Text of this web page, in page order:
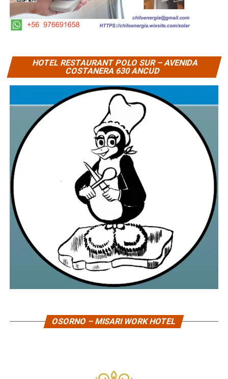
HOTEL RESTAURANT POLO SUR – AVENIDA
COSTANERA 630 ANCUD
OSORNO – MISARI WORK HOTEL